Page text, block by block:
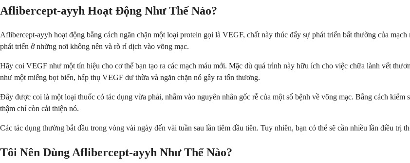
Aflibercept-ayyh Hoạt Động Như Thế Nào?
Aflibercept-ayyh hoạt động bằng cách ngăn chặn một loại protein gọi là VEGF, chất này thúc đẩy sự phát triển bất thường của
phát triển ở những nơi không nên và rò rỉ dịch vào võng mạc.
Hãy coi VEGF như một tín hiệu cho cơ thể bạn tạo ra các mạch máu mới. Mặc dù quá trình này hữu ích cho việc chữa lành vết
như một miếng bọt biển, hấp thụ VEGF dư thừa và ngăn chặn nó gây ra tổn thương.
Đây được coi là một loại thuốc có tác dụng vừa phải, nhắm vào nguyên nhân gốc rễ của một số bệnh về võng mạc. Bằng cách
thậm chí còn cải thiện nó.
Các tác dụng thường bắt đầu trong vòng vài ngày đến vài tuần sau lần tiêm đầu tiên. Tuy nhiên, bạn có thể sẽ cần nhiều lần điều trị
Tôi Nên Dùng Aflibercept-ayyh Như Thế Nào?